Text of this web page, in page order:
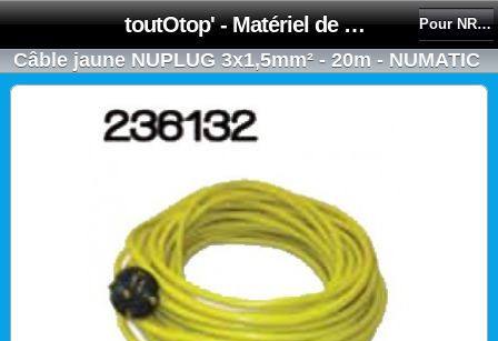
toutOtop' - Matériel de nettoyage, produit d'entretien, lubrifiant pour professionnel et particulier Pour NR1500S / NR1500H
Câble jaune NUPLUG 3x1,5mm² ‐ 20m - NUMATIC